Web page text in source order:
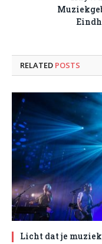
RELATED POSTS
Licht dat je